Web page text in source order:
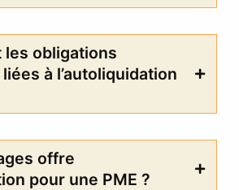
les obligations
à l’autoliquidation
offre
pour une PME ?